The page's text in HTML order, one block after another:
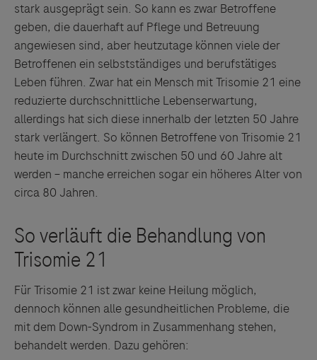
stark ausgeprägt sein. So kann es zwar Betroffene
geben, die dauerhaft auf Pflege und Betreuung
angewiesen sind, aber heutzutage können viele der
Betroffenen ein selbstständiges und berufstätiges
Leben führen. Zwar hat ein Mensch mit Trisomie 21 eine
reduzierte durchschnittliche Lebenserwartung,
allerdings hat sich diese innerhalb der letzten 50 Jahre
stark verlängert. So können Betroffene von Trisomie 21
heute im Durchschnitt zwischen 50 und 60 Jahre alt
werden – manche erreichen sogar ein höheres Alter von
circa 80 Jahren.
Für Trisomie 21 ist zwar keine Heilung möglich,
dennoch können alle gesundheitlichen Probleme, die
mit dem Down-Syndrom in Zusammenhang stehen,
behandelt werden. Dazu gehören: